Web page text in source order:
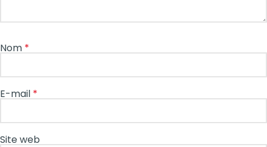
Nom *
E-mail *
Site web